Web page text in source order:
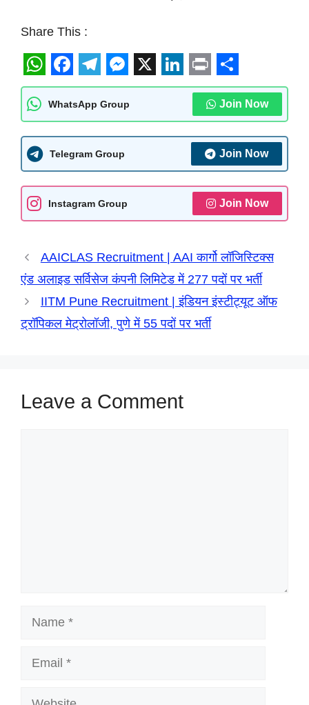
Share This :
W
h
a
t
s
A
p
F
a
c
e
b
o
o
T
e
l
e
g
r
a
M
e
s
s
e
n
g
r
X L
n
e
I
P
r
i
t
S
h
a
r
e
WhatsApp Group Join Now
Telegram Group Join Now
Instagram Group Join Now
AAICLAS Recruitment | AAI कार्गो लॉजिस्टिक्स
एंड अलाइड सर्विसेज कंपनी लिमिटेड में 277 पदों पर भर्ती
IITM Pune Recruitment | इंडियन इंस्टीट्यूट ऑफ
ट्रॉपिकल मेट्रोलॉजी, पुणे में 55 पदों पर भर्ती
Leave a Comment
Website